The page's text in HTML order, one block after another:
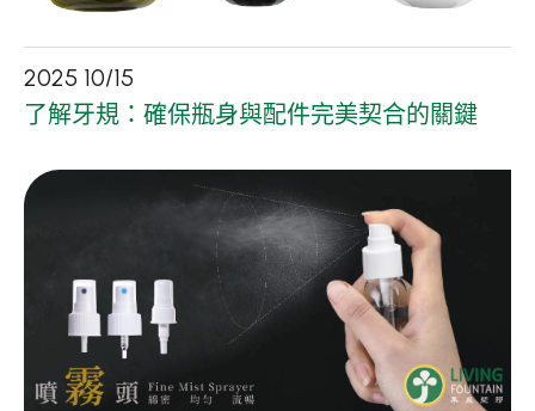
2025 10/15
了解牙規：確保瓶身與配件完美契合的關鍵